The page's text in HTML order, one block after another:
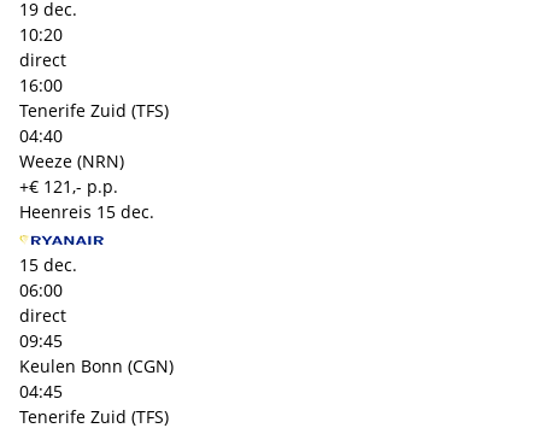
19 dec.
10:20
direct
16:00
Tenerife Zuid (TFS)
04:40
Weeze (NRN)
+€ 121,- p.p.
Heenreis 15 dec.
15 dec.
06:00
direct
09:45
Keulen Bonn (CGN)
04:45
Tenerife Zuid (TFS)